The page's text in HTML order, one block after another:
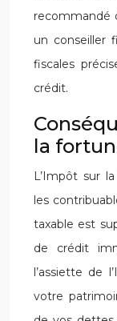
recommandé
un conseiller
fiscales
crédit.
la
L’Impôt sur
les
taxable est
de crédit
l’assiette de
votre